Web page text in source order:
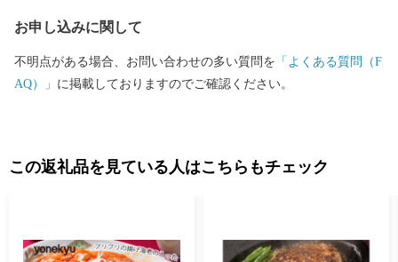
お申し込みに関して
不明点がある場合、お問い合わせの多い質問を 「よくある質問（F
AQ）」 に掲載しておりますのでご確認ください。
この返礼品を見ている人はこちらもチェック